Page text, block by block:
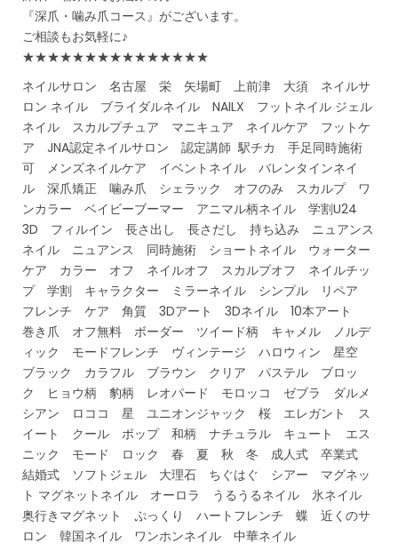
『深爪・噛み爪コース』がございます。
ご相談もお気軽に♪
★★★★★★★★★★★★★★★
ネイルサロン 名古屋 栄 矢場町 上前津 大須 ネイルサ
ロン ネイル ブライダルネイル NAILX フットネイル ジェル
ネイル スカルプチュア マニキュア ネイルケア フットケ
ア JNA認定ネイルサロン 認定講師 駅チカ 手足同時施術
可 メンズネイルケア イベントネイル バレンタインネイ
ル 深爪矯正 噛み爪 シェラック オフのみ スカルプ ワ
ンカラー ベイビーブーマー アニマル柄ネイル 学割U24
3D フィルイン 長さ出し 長さだし 持ち込み ニュアンス
ネイル ニュアンス 同時施術 ショートネイル ウォーター
ケア カラー オフ ネイルオフ スカルプオフ ネイルチッ
プ 学割 キャラクター ミラーネイル シンプル リペア
フレンチ ケア 角質 3Dアート 3Dネイル 10本アート
巻き爪 オフ無料 ボーダー ツイード柄 キャメル ノルデ
ィック モードフレンチ ヴィンテージ ハロウィン 星空
ブラック カラフル ブラウン クリア パステル ブロッ
ク ヒョウ柄 豹柄 レオパード モロッコ ゼブラ ダルメ
シアン ロココ 星 ユニオンジャック 桜 エレガント ス
イート クール ポップ 和柄 ナチュラル キュート エス
ニック モード ロック 春 夏 秋 冬 成人式 卒業式
結婚式 ソフトジェル 大理石 ちぐはぐ シアー マグネッ
ト マグネットネイル オーロラ うるうるネイル 氷ネイル
奥行きマグネット ぷっくり ハートフレンチ 蝶 近くのサ
ロン 韓国ネイル ワンホンネイル 中華ネイル